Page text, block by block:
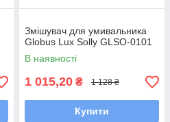
Змішувач для умивальника
Globus Lux Solly GLSO-0101
В наявності
1 015,20 ₴ 1 128 ₴
Купити